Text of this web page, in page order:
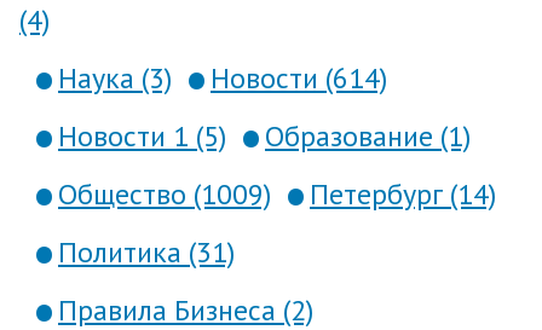
(4)
Наука (3)
Новости (614)
Новости 1 (5)
Образование (1)
Общество (1009)
Петербург (14)
Политика (31)
Правила Бизнеса (2)